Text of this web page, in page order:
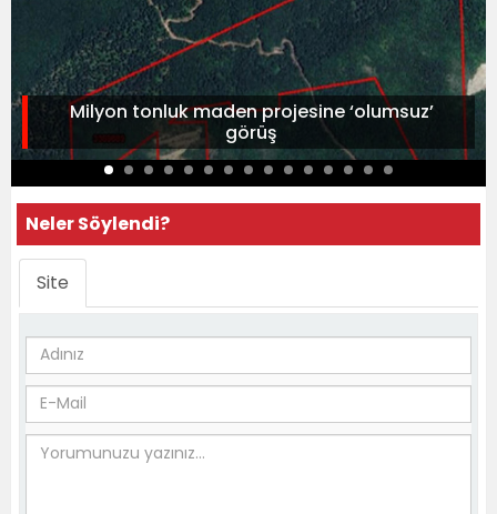
Milyon tonluk maden projesine ‘olumsuz’
görüş
Neler Söylendi?
Site